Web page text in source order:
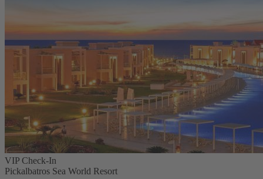
VIP Check-In
Pickalbatros Sea World Resort